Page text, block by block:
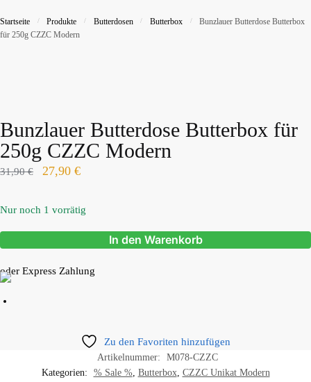
Startseite / Produkte / Butterdosen / Butterbox /
Bunzlauer Butterdose Butterbox
für 250g CZZC Modern
Bunzlauer Butterdose Butterbox für
250g CZZC Modern
31,90€ 27,90 €
Nur noch 1 vorrätig
In den Warenkorb
oder Express Zahlung
Zu den Favoriten hinzufügen
Artikelnummer:
M078-CZZC
Kategorien:
% Sale %, Butterbox, CZZC Unikat Modern